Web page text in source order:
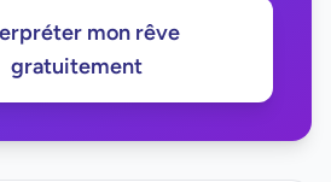
mon rêve
gratuitement